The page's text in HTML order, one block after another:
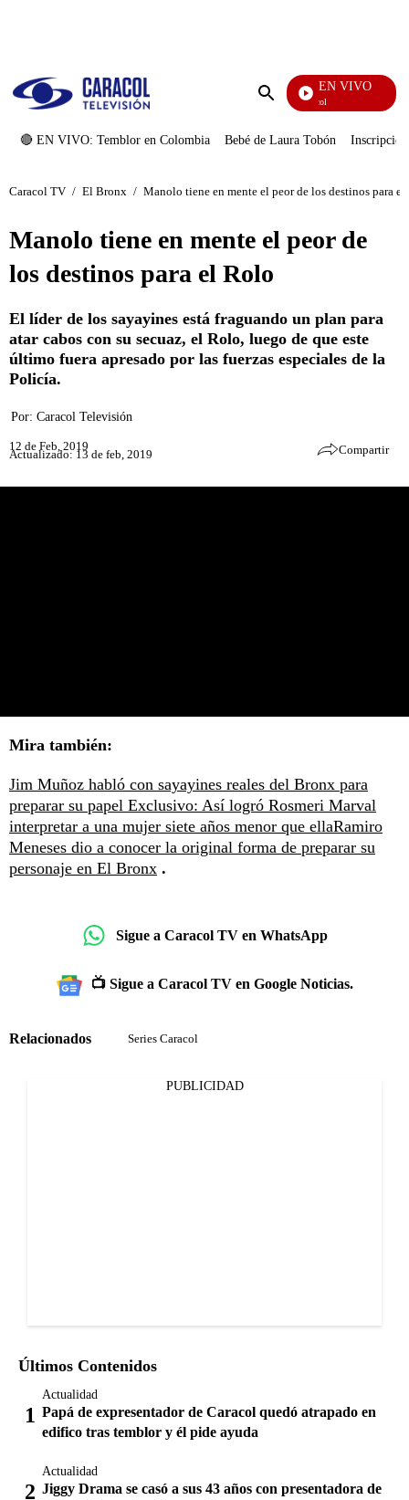
Enviar
EN VIVO
Noticias Caracol
🔴 EN VIVO: Temblor en Colombia Bebé de Laura Tobón
Caracol TV / El Bronx / Manolo tiene en mente el peor de los destinos para
Manolo tiene en mente el peor de
los destinos para el Rolo
El líder de los sayayines está fraguando un plan para
atar cabos con su secuaz, el Rolo, luego de que este
último fuera apresado por las fuerzas especiales de la
Policía.
Por: Caracol Televisión
12 de Feb, 2019
Actualizado: 13 de feb, 2019 Compartir
Mira también:
Jim Muñoz habló con sayayines reales del Bronx para
preparar su papel Exclusivo: Así logró Rosmeri Marval
interpretar a una mujer siete años menor que ellaRamiro
Meneses dio a conocer la original forma de preparar su
personaje en El Bronx .
Sigue a Caracol TV en WhatsApp
📺 Sigue a Caracol TV en Google Noticias.
Relacionados Series Caracol
PUBLICIDAD
Últimos Contenidos
Actualidad
Papá de expresentador de Caracol quedó atrapado en
edifico tras temblor y él pide ayuda
Actualidad
Jiggy Drama se casó a sus 43 años con presentadora de